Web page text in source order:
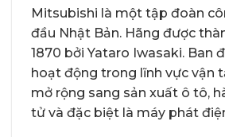
Mitsubishi là một tập đoàn
đầu Nhật Bản. Hãng được
1870 bởi Yataro Iwasaki. Ban
hoạt động trong lĩnh vực vận
mở rộng sang sản xuất ô tô,
tử và đặc biệt là máy phát